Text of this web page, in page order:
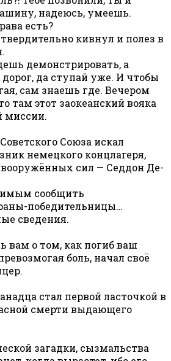
надеюсь, умеешь.
есть?
кивнул и полез в
демонстрировать, а
да ступай уже. И чтобы
сам знаешь где. Вечером
там этот заокеанский вояка
миссии.
Союза искал
немецкого концлагеря,
сил — Седдон Де-
сообщить
победительницы…
сведения.
вам о том, как погиб ваш
боль, начал своё
стал первой ласточкой в
смерти выдающего
загадки, сызмальства